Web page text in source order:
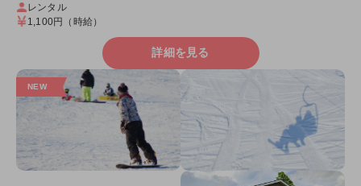
レンタル
1,100円 （時給）
詳細を見る